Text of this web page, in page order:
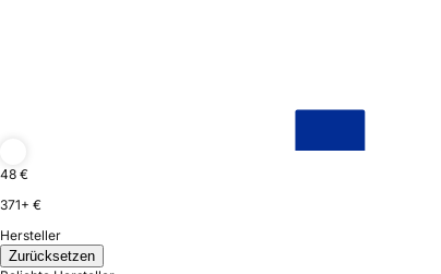
48 €
371+ €
Hersteller
Zurücksetzen